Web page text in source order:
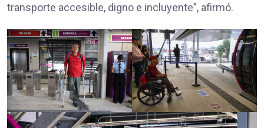
transporte accesible, digno e incluyente”, afirmó.